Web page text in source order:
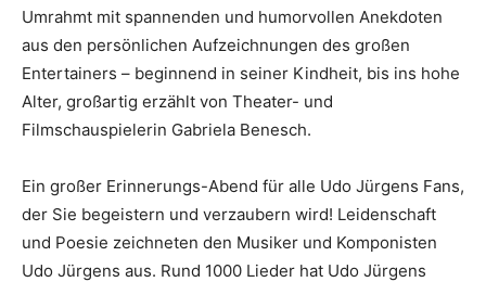
Umrahmt mit spannenden und humorvollen Anekdoten
aus den persönlichen Aufzeichnungen des großen
Entertainers – beginnend in seiner Kindheit, bis ins hohe
Alter, großartig erzählt von Theater- und
Filmschauspielerin Gabriela Benesch.
Ein großer Erinnerungs-Abend für alle Udo Jürgens Fans,
der Sie begeistern und verzaubern wird! Leidenschaft
und Poesie zeichneten den Musiker und Komponisten
Udo Jürgens aus. Rund 1000 Lieder hat Udo Jürgens